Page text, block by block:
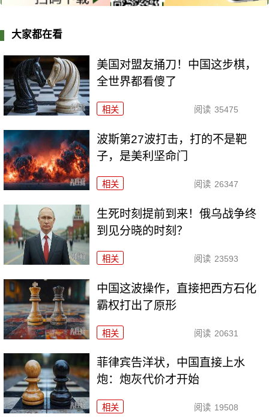
大家都在看
美国对盟友捅刀！中国这步棋，
全世界都看傻了
相关 阅读 35475
波斯第27波打击，打的不是靶
子，是美利坚命门
相关 阅读 26347
生死时刻提前到来！俄乌战争终
到见分晓的时刻？
相关 阅读 23593
中国这波操作，直接把西方石化
霸权打出了原形
相关 阅读 20631
菲律宾告洋状，中国直接上水
炮：炮灰代价才开始
相关 阅读 19508